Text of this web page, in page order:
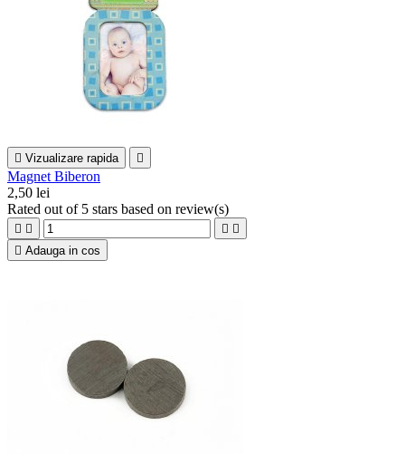
 Vizualizare rapida 
Magnet Biberon
2,50 lei
Rated out of 5 stars based on review(s)
   
 Adauga in cos